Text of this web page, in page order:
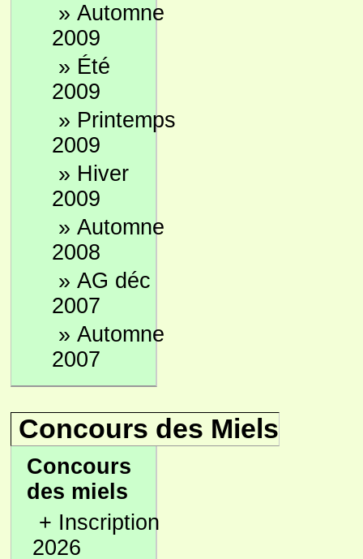
» Automne
2009
» Été
2009
» Printemps
2009
» Hiver
2009
» Automne
2008
» AG déc
2007
» Automne
2007
Concours des Miels
Concours
des miels
+ Inscription
2026